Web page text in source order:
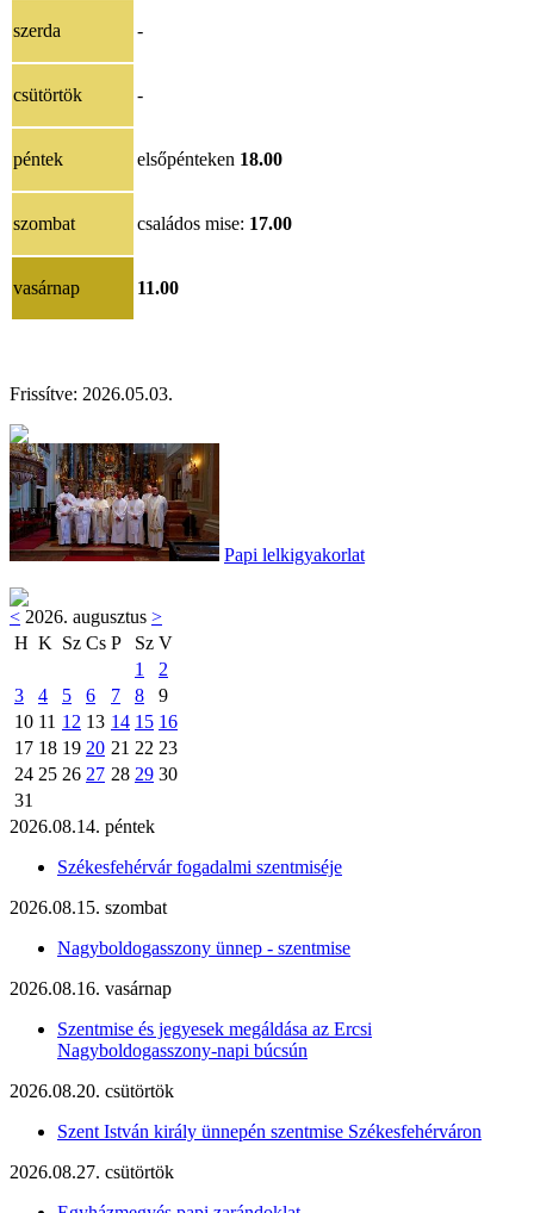
szerda -
csütörtök -
péntek elsőpénteken 18.00
szombat családos mise: 17.00
vasárnap 11.00
Frissítve: 2026.05.03.
Papi lelkigyakorlat
< 2026. augusztus >
H K Sz Cs P Sz V
1
2
3
4 5 6 7 8
9
10 11 12 13 14 15 16
17 18 19 20 21 22 23
24 25 26 27 28 29 30
31
2026.08.14. péntek
Székesfehérvár fogadalmi szentmiséje
2026.08.15. szombat
Nagyboldogasszony ünnep - szentmise
2026.08.16. vasárnap
Szentmise és jegyesek megáldása az Ercsi
Nagyboldogasszony-napi búcsún
2026.08.20. csütörtök
Szent István király ünnepén szentmise Székesfehérváron
2026.08.27. csütörtök